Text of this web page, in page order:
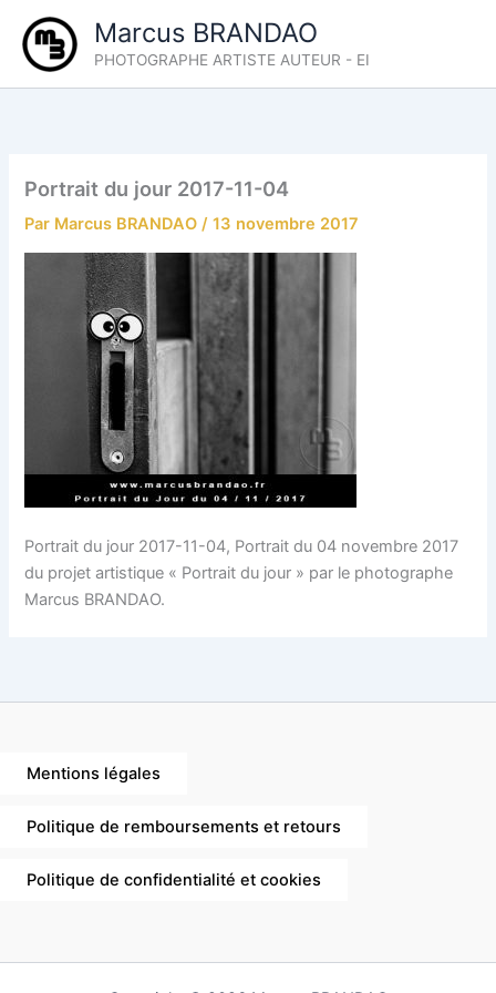
contenu
Marcus BRANDAO
PHOTOGRAPHE ARTISTE AUTEUR - EI
Portrait du jour 2017-11-04
Par Marcus BRANDAO/13 novembre 2017
Portrait du jour 2017-11-04, Portrait du 04 novembre 2017
du projet artistique « Portrait du jour » par le photographe
Marcus BRANDAO.
Mentions légales
Politique de remboursements et retours
Politique de confidentialité et cookies